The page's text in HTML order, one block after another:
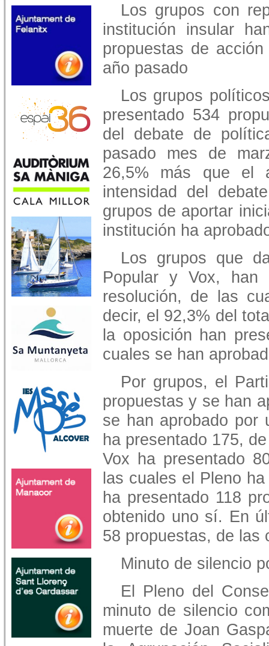
Los grupos con
institución insular
propuestas de
año pasado
Los grupos
presentado 534
del debate de
pasado mes de
26,5% más que el
intensidad del
grupos de aportar
institución ha
Los grupos que
Popular y Vox, han
resolución, de las
decir, el 92,3% del
la oposición han
cuales se han
Por grupos, el
propuestas y se han
se han aprobado por
ha presentado 175,
Vox ha presentado
las cuales el Pleno
ha presentado 118
obtenido uno sí. En
58 propuestas, de las
Minuto de silencio
El Pleno del
minuto de silencio
muerte de Joan